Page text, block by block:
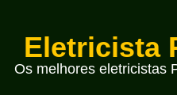
Eletricista
Os melhores eletricistas